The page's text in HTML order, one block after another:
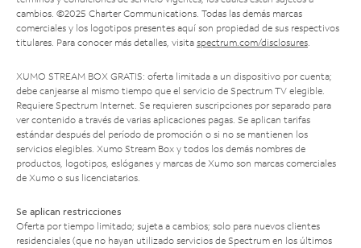
cambios. ©2025 Charter Communications. Todas las demás marcas
comerciales y los logotipos presentes aquí son propiedad de sus respectivos
titulares. Para conocer más detalles, visita spectrum.com/disclosures.
XUMO STREAM BOX GRATIS: oferta limitada a un dispositivo por cuenta;
debe canjearse al mismo tiempo que el servicio de Spectrum TV elegible.
Requiere Spectrum Internet. Se requieren suscripciones por separado para
ver contenido a través de varias aplicaciones pagas. Se aplican tarifas
estándar después del período de promoción o si no se mantienen los
servicios elegibles. Xumo Stream Box y todos los demás nombres de
productos, logotipos, eslóganes y marcas de Xumo son marcas comerciales
de Xumo o sus licenciatarios.
Se aplican restricciones
Oferta por tiempo limitado; sujeta a cambios; solo para nuevos clientes
residenciales (que no hayan utilizado servicios de Spectrum en los últimos